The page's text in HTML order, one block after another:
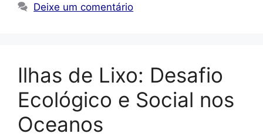
Deixe um comentário
Ilhas de Lixo: Desafio
Ecológico e Social nos
Oceanos